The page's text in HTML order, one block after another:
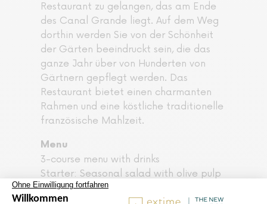
Restaurant zu gelangen, das am Ende
des Canal Grande liegt. Auf dem Weg
dorthin werden Sie von der Schönheit
der Gärten beeindruckt sein, die das
ganze Jahr über von Hunderten von
Gärtnern gepflegt werden. Das
Restaurant bietet einen charmanten
Rahmen und eine köstliche traditionelle
französische Mahlzeit.
Menu
3-course menu with drinks
Starter: Seasonal salad with olive pulp
vinaigrette and pane carasau